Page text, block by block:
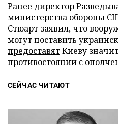
Ранее директор
министерства обороны
Стюарт заявил, что
могут поставить
предоставятКиеву
противостоянии с
СЕЙЧАС ЧИТАЮТ